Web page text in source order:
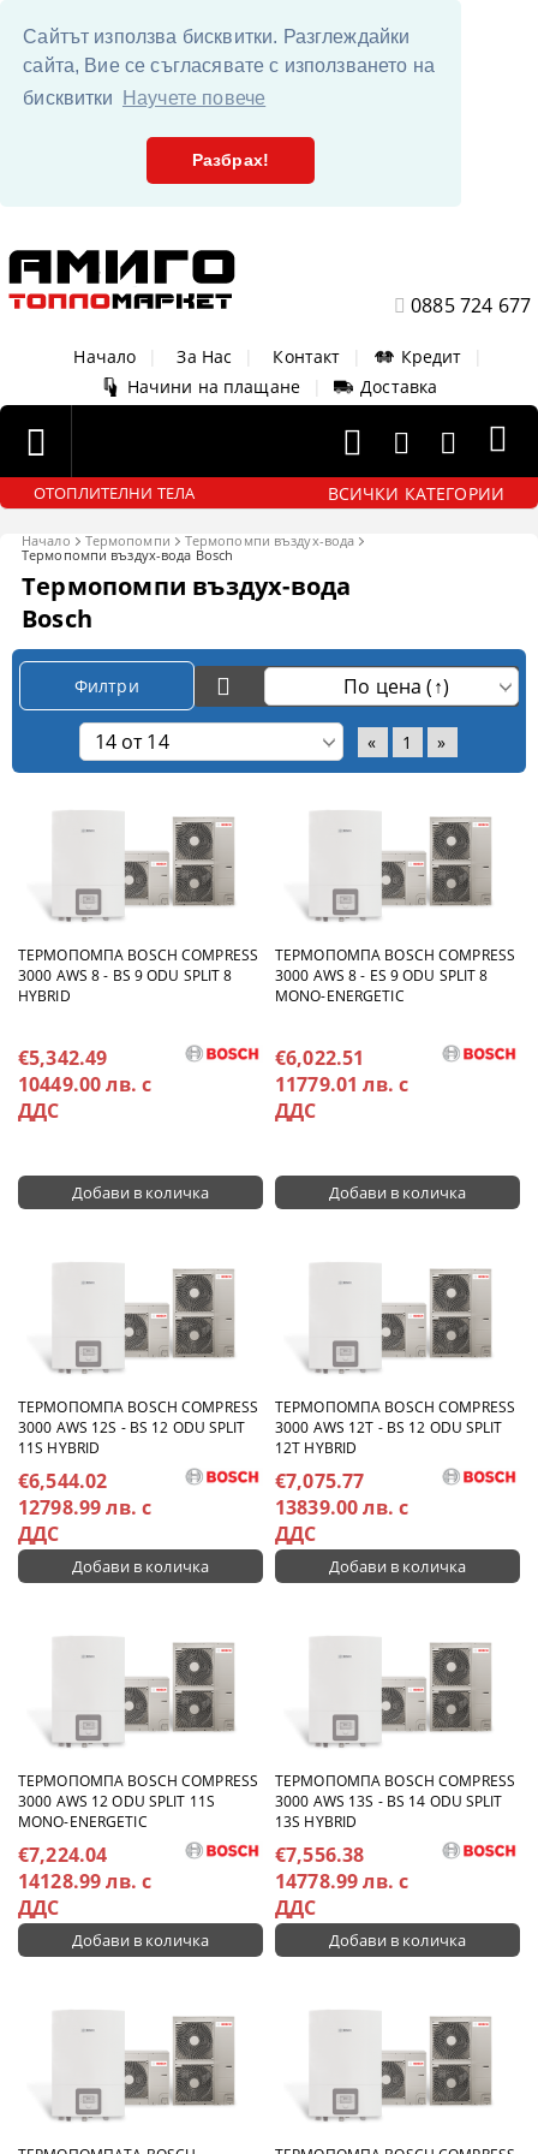
Сайтът използва бисквитки. Разглеждайки
сайта, Вие се съгласявате с използването на
бисквитки
Научете повече
Разбрах!
0885 724 677
Начало За Нас Контакт Кредит
Начини на плащане
Доставка
ОТОПЛИТЕЛНИ ТЕЛА ВСИЧКИ КАТЕГОРИИ
Начало Термопомпи
Термопомпи въздух-вода
Термопомпи въздух-вода Bosch
Термопомпи въздух-вода
Bosch
Филтри
« 1 »
TЕРМОПОМПА BOSCH COMPRESS
3000 AWS 8 - BS 9 ODU SPLIT 8
HYBRID
€5,342.49
10449.00 лв. с
ДДС
TЕРМОПОМПА BOSCH COMPRESS
3000 AWS 8 - ES 9 ODU SPLIT 8
MONO-ENERGETIC
€6,022.51
11779.01 лв. с
ДДС
TЕРМОПОМПА BOSCH COMPRESS
3000 AWS 12S - BS 12 ODU SPLIT
11S HYBRID
€6,544.02
12798.99 лв. с
ДДС
TЕРМОПОМПА BOSCH COMPRESS
3000 AWS 12T - BS 12 ODU SPLIT
12T HYBRID
€7,075.77
13839.00 лв. с
ДДС
TЕРМОПОМПА BOSCH COMPRESS
3000 AWS 12 ODU SPLIT 11S
MONO-ENERGETIC
€7,224.04
14128.99 лв. с
ДДС
TЕРМОПОМПА BOSCH COMPRESS
3000 AWS 13S - BS 14 ODU SPLIT
13S HYBRID
€7,556.38
14778.99 лв. с
ДДС